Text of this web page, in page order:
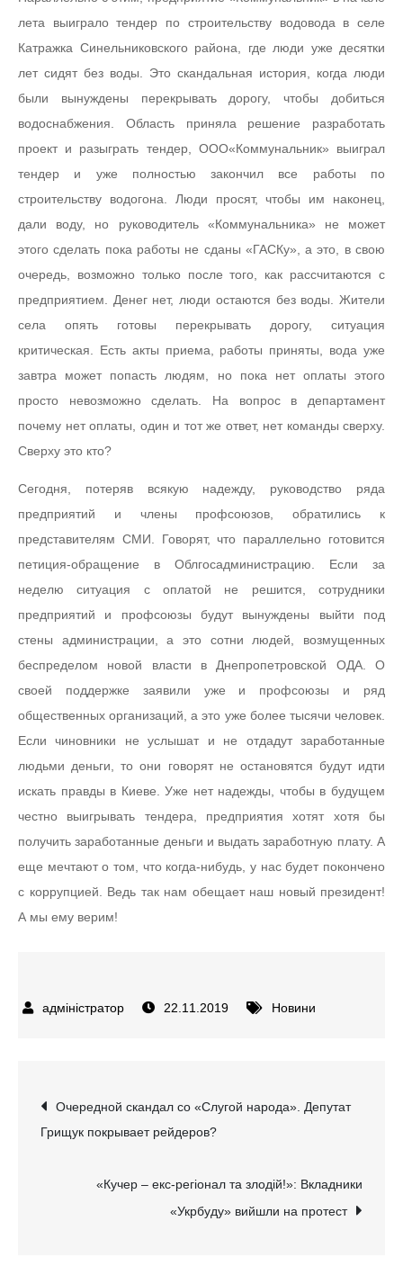
лета выиграло тендер по строительству водовода в селе
Катражка Синельниковского района, где люди уже десятки
лет сидят без воды. Это скандальная история, когда люди
были вынуждены перекрывать дорогу, чтобы добиться
водоснабжения. Область приняла решение разработать
проект и разыграть тендер, ООО«Коммунальник» выиграл
тендер и уже полностью закончил все работы по
строительству водогона. Люди просят, чтобы им наконец,
дали воду, но руководитель «Коммунальника» не может
этого сделать пока работы не сданы «ГАСКу», а это, в свою
очередь, возможно только после того, как рассчитаются с
предприятием. Денег нет, люди остаются без воды. Жители
села опять готовы перекрывать дорогу, ситуация
критическая. Есть акты приема, работы приняты, вода уже
завтра может попасть людям, но пока нет оплаты этого
просто невозможно сделать. На вопрос в департамент
почему нет оплаты, один и тот же ответ, нет команды сверху.
Сверху это кто?
Сегодня, потеряв всякую надежду, руководство ряда
предприятий и члены профсоюзов, обратились к
представителям СМИ. Говорят, что параллельно готовится
петиция-обращение в Облгосадминистрацию. Если за
неделю ситуация с оплатой не решится, сотрудники
предприятий и профсоюзы будут вынуждены выйти под
стены администрации, а это сотни людей, возмущенных
беспределом новой власти в Днепропетровской ОДА. О
своей поддержке заявили уже и профсоюзы и ряд
общественных организаций, а это уже более тысячи человек.
Если чиновники не услышат и не отдадут заработанные
людьми деньги, то они говорят не остановятся будут идти
искать правды в Киеве. Уже нет надежды, чтобы в будущем
честно выигрывать тендера, предприятия хотят хотя бы
получить заработанные деньги и выдать заработную плату. А
еще мечтают о том, что когда-нибудь, у нас будет покончено
с коррупцией. Ведь так нам обещает наш новый президент!
А мы ему верим!
22.11.2019 Новини
Навігація
записів
Очередной скандал со «Слугой народа». Депутат
Грищук покрывает рейдеров?
«Кучер – екс-регіонал та злодій!»: Вкладники
«Укрбуду» вийшли на протест